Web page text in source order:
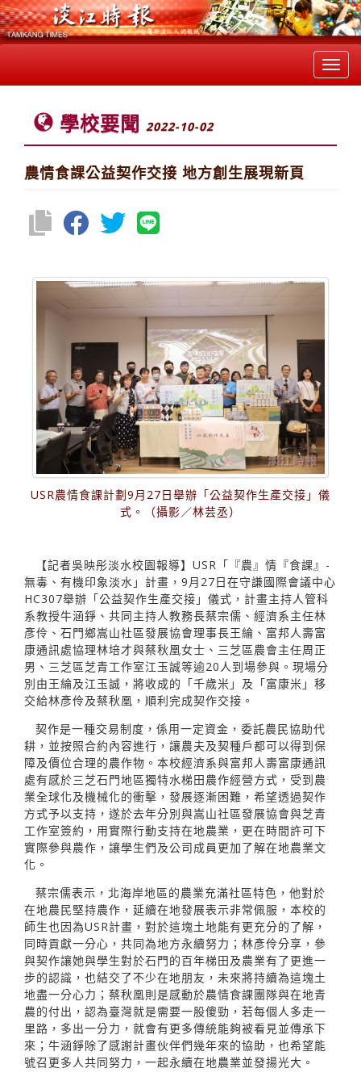
學校要聞 2022-10-02
農情食課公益契作交接 地方創生展現新頁
USR農情食課計劃9月27日舉辦「公益契作生產交接」儀
式。（攝影／林芸丞）
【記者吳映彤淡水校園報導】USR「『農』情『食課』-
無毒、有機印象淡水」計畫，9月27日在守謙國際會議中心
HC307舉辦「公益契作生產交接」儀式，計畫主持人管科
系教授牛涵錚、共同主持人教務長蔡宗儒、經濟系主任林
彥伶、石門鄉嵩山社區發展協會理事長王綸、富邦人壽富
康通訊處協理林培才與蔡秋凰女士、三芝區農會主任周正
男、三芝區芝青工作室江玉誠等逾20人到場參與。現場分
別由王綸及江玉誠，將收成的「千歲米」及「富康米」移
交給林彥伶及蔡秋凰，順利完成契作交接。
契作是一種交易制度，係用一定資金，委託農民協助代
耕，並按照合約內容進行，讓農夫及契種戶都可以得到保
障及價位合理的農作物。本校經濟系與富邦人壽富康通訊
處有感於三芝石門地區獨特水梯田農作經營方式，受到農
業全球化及機械化的衝擊，發展逐漸困難，希望透過契作
方式予以支持，遂於去年分別與嵩山社區發展協會與芝青
工作室簽約，用實際行動支持在地農業，更在時間許可下
實際參與農作，讓學生們及公司成員更加了解在地農業文
化。
蔡宗儒表示，北海岸地區的農業充滿社區特色，他對於
在地農民堅持農作，延續在地發展表示非常佩服，本校的
師生也因為USR計畫，對於這塊土地能有更充分的了解，
同時貢獻一分心，共同為地方永續努力；林彥伶分享，參
與契作讓她與學生對於石門的百年梯田及農業有了更進一
步的認識，也結交了不少在地朋友，未來將持續為這塊土
地盡一分心力；蔡秋凰則是感動於農情食課團隊與在地青
農的付出，認為臺灣就是需要一股傻勁，若每個人多走一
里路，多出一分力，就會有更多傳統能夠被看見並傳承下
來；牛涵錚除了感謝計畫伙伴們幾年來的協助，也希望能
號召更多人共同努力，一起永續在地農業並發揚光大。